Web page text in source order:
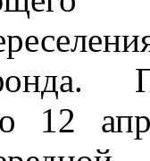
12